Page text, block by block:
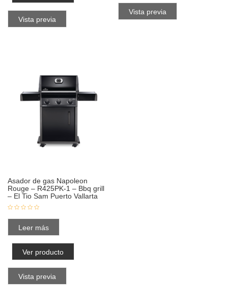
Vista previa
Vista previa
Asador de gas Napoleon
Rouge – R425PK-1 – Bbq grill
– El Tio Sam Puerto Vallarta
Leer más
Ver producto
Vista previa